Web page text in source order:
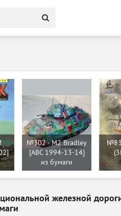
№302 - M2 Bradley
[ABC 1994-13-14]
из бумаги
железной